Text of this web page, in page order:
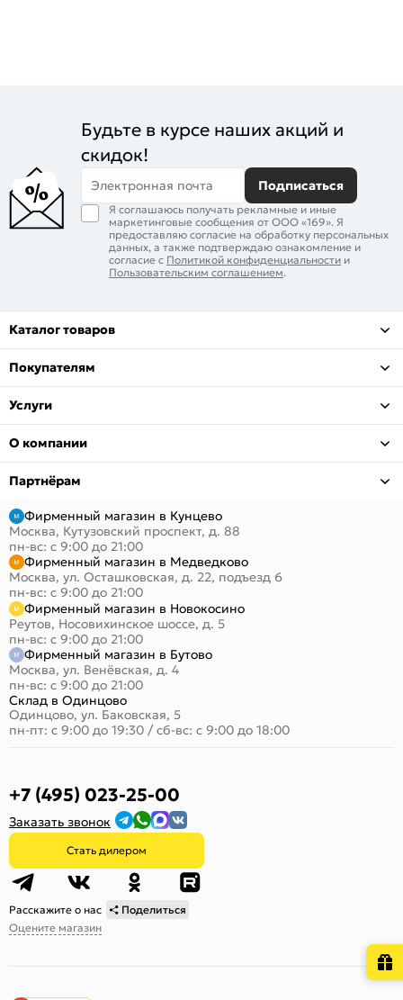
Будьте в курсе наших акций и
скидок!
Электронная почта Подписаться
Я соглашаюсь получать рекламные и иные
маркетинговые сообщения от ООО «169». Я
предоставляю согласие на обработку персональных
данных, а также подтверждаю ознакомление и
согласие с Политикой конфиденциальности и
Пользовательским соглашением.
Каталог товаров
Покупателям
Услуги
О компании
Партнёрам
Фирменный магазин в Кунцево
Москва, Кутузовский проспект, д. 88
пн-вс: с 9:00 до 21:00
Фирменный магазин в Медведково
Москва, ул. Осташковская, д. 22, подъезд 6
пн-вс: с 9:00 до 21:00
Фирменный магазин в Новокосино
Реутов, Носовихинское шоссе, д. 5
пн-вс: с 9:00 до 21:00
Фирменный магазин в Бутово
Москва, ул. Венёвская, д. 4
пн-вс: с 9:00 до 21:00
Склад в Одинцово
Одинцово, ул. Баковская, 5
пн-пт: с 9:00 до 19:30 / сб-вс: с 9:00 до 18:00
+7 (495) 023-25-00
Заказать звонок
Стать дилером
Расскажите о нас
Поделиться
Оцените магазин